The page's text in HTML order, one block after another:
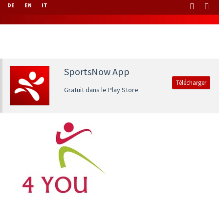
DE EN IT
SportsNow App
Gratuit dans le Play Store
Télécharger